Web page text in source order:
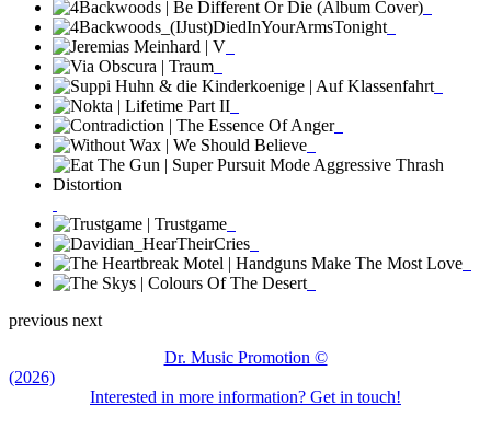
previous next
Dr. Music Promotion ©
(2026)
Interested in more information? Get in touch!